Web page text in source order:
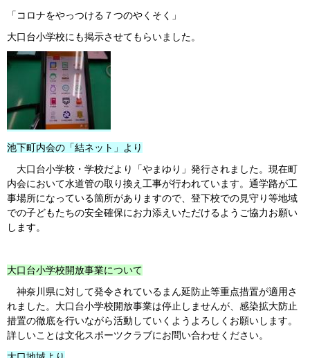
「コロナをやっつける７つのやくそく」
大口台小学校にも掲示させてもらいました。
池下町内会の「結ネット」より
大口台小学校・学校だより「やまゆり」発行されました。現在町
内会において水道管の取り換え工事が行われています。通学路が工
事場所になっている箇所がありますので、登下校での見守り等地域
での子どもたちの安全確保にお力添えいただけるようご協力お願い
します。
大口台小学校開放事業について
神奈川県に対して発令されているまん延防止等重点措置が適用さ
れました。大口台小学校開放事業は停止しませんが、感染拡大防止
措置の徹底を行いながら活動していくようよろしくお願いします。
詳しいことは文化スポーツクラブにお問い合わせください。